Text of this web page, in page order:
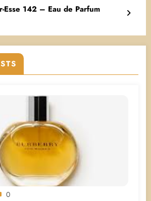
Esse 142 – Eau de Parfum
0